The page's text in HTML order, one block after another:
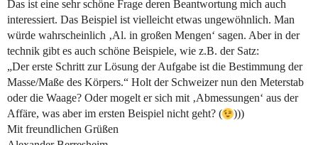
Das ist eine sehr schöne Frage deren Beantwortung mich auch
interessiert. Das Beispiel ist vielleicht etwas ungewöhnlich. Man
würde wahrscheinlich ‚Al. in großen Mengen‘ sagen. Aber in der
technik gibt es auch schöne Beispiele, wie z.B. der Satz:
„Der erste Schritt zur Lösung der Aufgabe ist die Bestimmung der
Masse/Maße des Körpers.“ Holt der Schweizer nun den Meterstab
oder die Waage? Oder mogelt er sich mit ‚Abmessungen‘ aus der
Affäre, was aber im ersten Beispiel nicht geht? (
)))
Mit freundlichen Grüßen